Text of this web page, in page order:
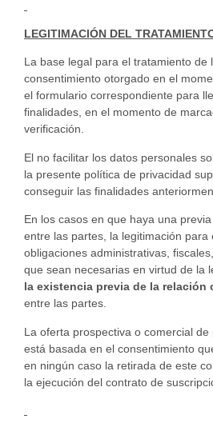
LEGITIMACIÓN DEL
La base legal para el tratamiento de
consentimiento otorgado en el
el formulario correspondiente para
finalidades, en el momento de
verificación.
El no facilitar los datos personales
la presente política de privacidad
conseguir las finalidades
En los casos en que haya una
entre las partes, la legitimación para
obligaciones administrativas,
que sean necesarias en virtud de la
la existencia previa de la relación
entre las partes.
La oferta prospectiva o comercial
está basada en el consentimiento
en ningún caso la retirada de este
la ejecución del contrato de